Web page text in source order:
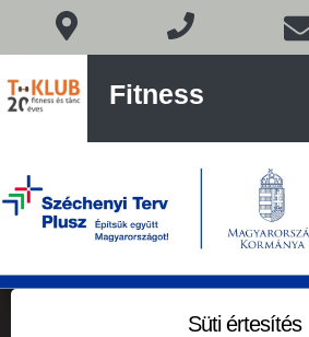
és
Fitness
content
Kozmetika –
Süti értesítés